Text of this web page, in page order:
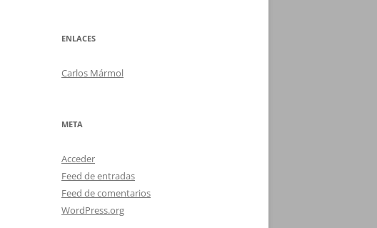
ENLACES
Carlos Mármol
META
Acceder
Feed de entradas
Feed de comentarios
WordPress.org